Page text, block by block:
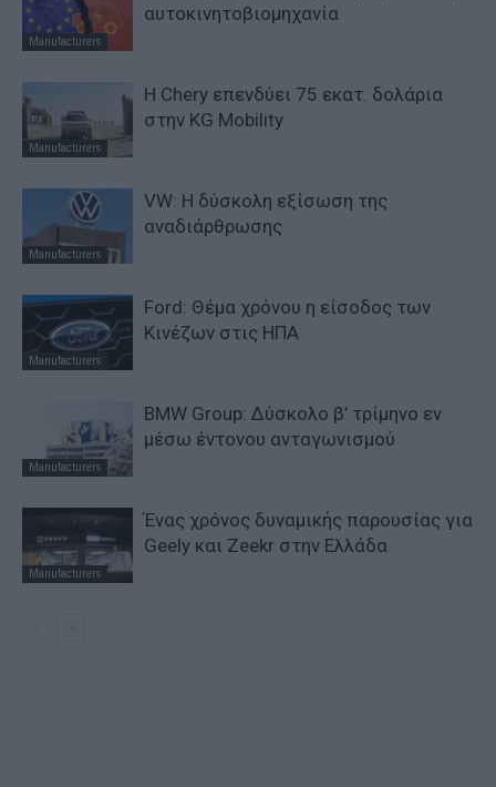
Manufacturers
αυτοκινητοβιομηχανία
Manufacturers
Η Chery επενδύει 75 εκατ. δολάρια
στην KG Mobility
Manufacturers
VW: Η δύσκολη εξίσωση της
αναδιάρθρωσης
Manufacturers
Ford: Θέμα χρόνου η είσοδος των
Κινέζων στις ΗΠΑ
Manufacturers
BMW Group: Δύσκολο β’ τρίμηνο εν
μέσω έντονου ανταγωνισμού
Manufacturers
Ένας χρόνος δυναμικής παρουσίας για
Geely και Zeekr στην Ελλάδα